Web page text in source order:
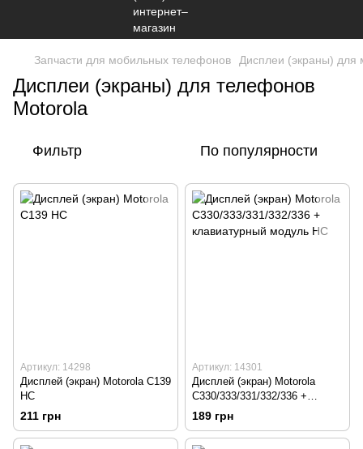
Запчасти для мобильных телефонов Дисплеи (экраны)
Дисплеи (экраны) для телефонов
Motorola
Фильтр По популярности
Артикул: 14298
Дисплей (экран) Motorola C139
HC
211 грн
Артикул: 14301
Дисплей (экран) Motorola
C330/333/331/332/336 +
клавиатурный модуль HC
189 грн